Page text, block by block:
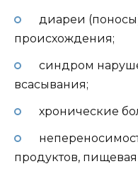
диареи
происхождения;
синдром
всасывания;
хронические
продуктов,